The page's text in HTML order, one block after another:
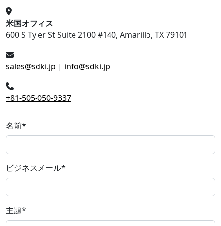
米国オフィス
600 S Tyler St Suite 2100 #140, Amarillo, TX 79101
sales@sdki.jp | info@sdki.jp
+81-505-050-9337
名前*
ビジネスメール*
主題*